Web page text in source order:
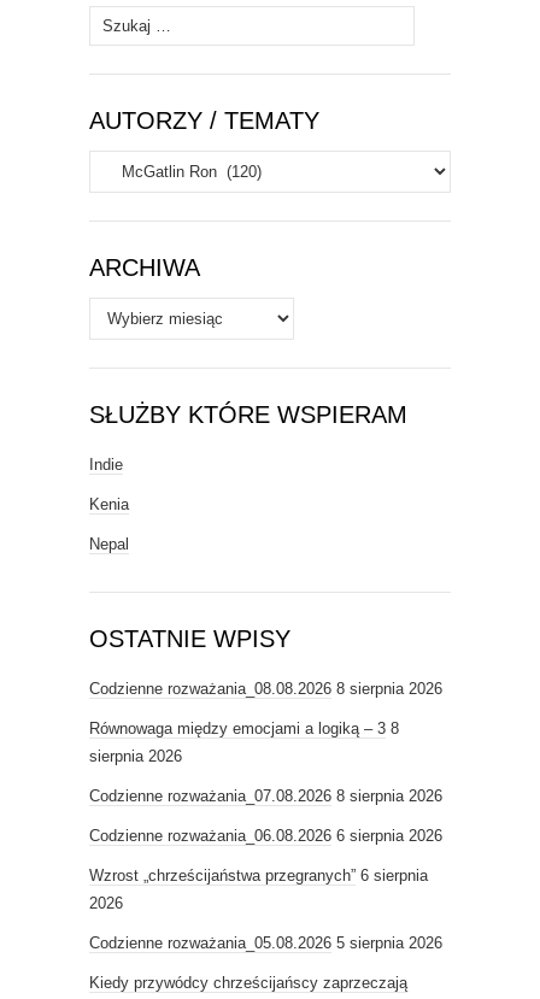
Szukaj:
AUTORZY / TEMATY
Autorzy
/
Tematy
ARCHIWA
Archiwa
SŁUŻBY KTÓRE WSPIERAM
Indie
Kenia
Nepal
OSTATNIE WPISY
Codzienne rozważania_08.08.2026 8 sierpnia 2026
Równowaga między emocjami a logiką – 3 8
sierpnia 2026
Codzienne rozważania_07.08.2026 8 sierpnia 2026
Codzienne rozważania_06.08.2026 6 sierpnia 2026
Wzrost „chrześcijaństwa przegranych” 6 sierpnia
2026
Codzienne rozważania_05.08.2026 5 sierpnia 2026
Kiedy przywódcy chrześcijańscy zaprzeczają